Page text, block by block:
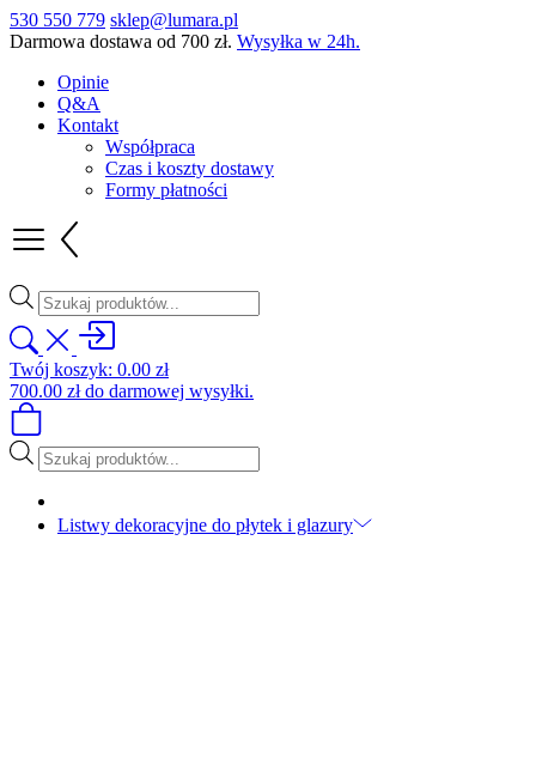
530 550 779 sklep@lumara.pl
Darmowa dostawa od 700 zł. Wysyłka w 24h.
Opinie
Q&A
Kontakt
Współpraca
Czas i koszty dostawy
Formy płatności
Wyszukiwarka
produktów
Twój koszyk: 0.00 zł
700.00 złdo darmowej wysyłki.
Wyszukiwarka
produktów
Listwy dekoracyjne do płytek i glazury